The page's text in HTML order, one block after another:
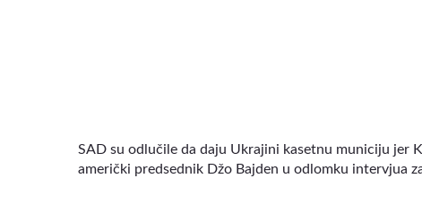
SAD su odlučile da daju Ukrajini kasetnu municiju jer
američki predsednik Džo Bajden u odlomku intervjua